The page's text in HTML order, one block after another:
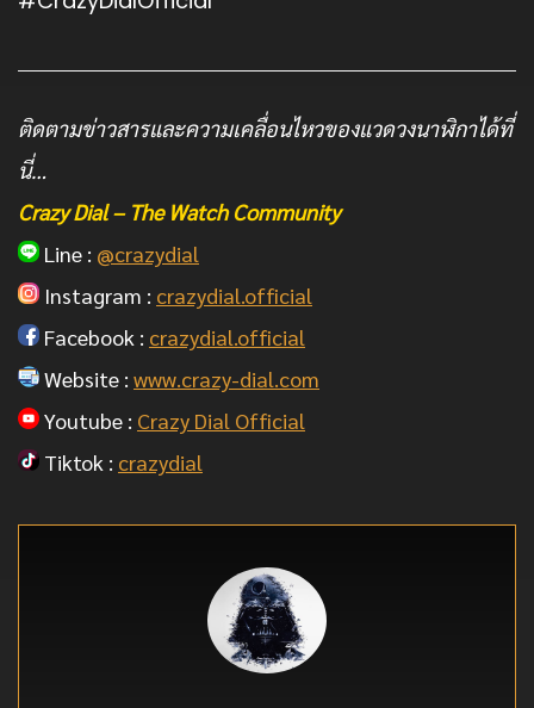
ติดตามข่าวสารและความเคลื่อนไหวของแวดวงนาฬิกาได้ที่
นี่…
Crazy Dial – The Watch Community
Line : @crazydial
Instagram : crazydial.official
Facebook : crazydial.official
Website : www.crazy-dial.com
Youtube : Crazy Dial Official
Tiktok : crazydial